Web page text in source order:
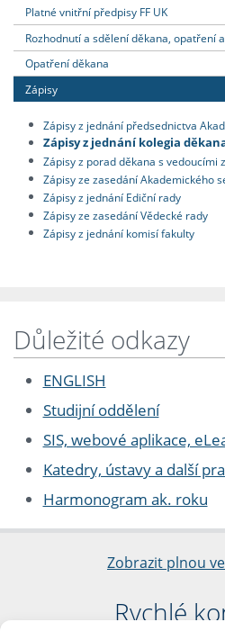
Platné vnitřní předpisy FF UK
Rozhodnutí a sdělení děkana, opatření
Opatření děkana
Zápisy
Zápisy z jednání předsednictva
Zápisy z jednání kolegia
Zápisy z porad děkana s vedoucími
Zápisy ze zasedání Akademického
Zápisy z jednání Ediční rady
Zápisy ze zasedání Vědecké rady
Zápisy z jednání komisí fakulty
Důležité odkazy
ENGLISH
Studijní oddělení
SIS, webové aplikace,
Katedry, ústavy a další
Harmonogram ak. roku
Zobrazit plnou
Rychlé